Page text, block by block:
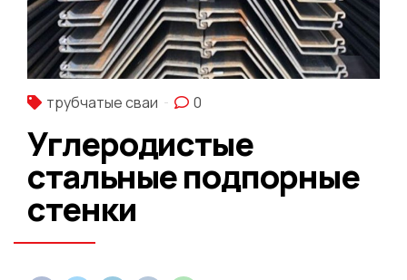
трубчатые сваи 0
Углеродистые
стальные подпорные
стенки